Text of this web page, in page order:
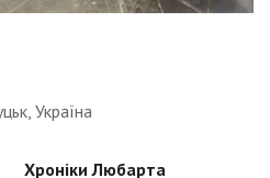
Україна
Хроніки Любарта